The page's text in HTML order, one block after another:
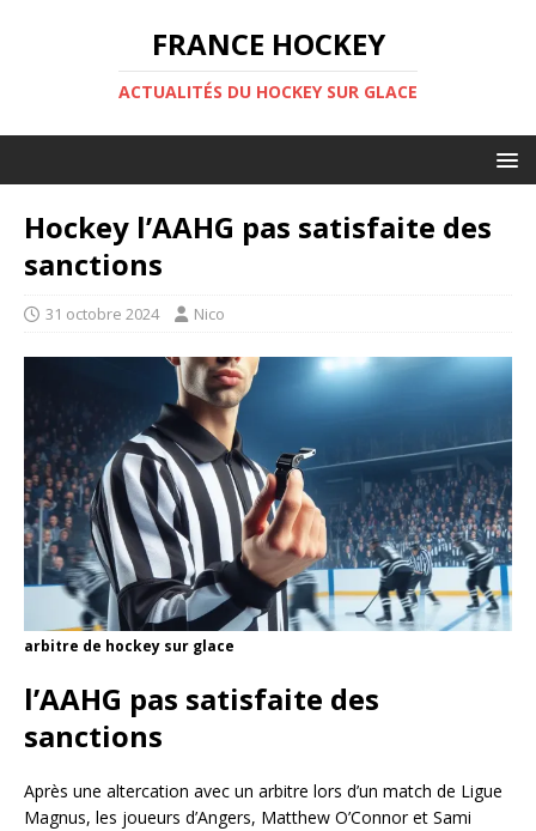
FRANCE HOCKEY
ACTUALITÉS DU HOCKEY SUR GLACE
Hockey l’AAHG pas satisfaite des
sanctions
31 octobre 2024 Nico
arbitre de hockey sur glace
l’AAHG pas satisfaite des
sanctions
Après une altercation avec un arbitre lors d’un match de Ligue
Magnus, les joueurs d’Angers, Matthew O’Connor et Sami